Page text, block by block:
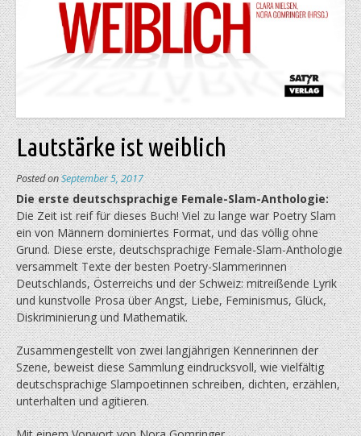
Lautstärke ist weiblich
Posted onSeptember 5, 2017
Die erste deutschsprachige Female-Slam-Anthologie:
Die Zeit ist reif für dieses Buch! Viel zu lange war Poetry Slam
ein von Männern dominiertes Format, und das völlig ohne
Grund. Diese erste, deutschsprachige Female-Slam-Anthologie
versammelt Texte der besten Poetry-Slammerinnen
Deutschlands, Österreichs und der Schweiz: mitreißende Lyrik
und kunstvolle Prosa über Angst, Liebe, Feminismus, Glück,
Diskriminierung und Mathematik.
Zusammengestellt von zwei langjährigen Kennerinnen der
Szene, beweist diese Sammlung eindrucksvoll, wie vielfältig
deutschsprachige Slampoetinnen schreiben, dichten, erzählen,
unterhalten und agitieren.